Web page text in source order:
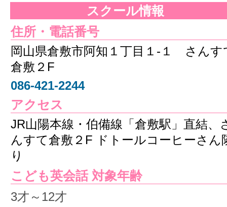
スクール情報
住所・電話番号
岡山県倉敷市阿知１丁目１-１ さんす
倉敷２F
086-421-2244
アクセス
JR山陽本線・伯備線「倉敷駅」直結、
んすて倉敷２F ドトールコーヒーさん
り
こども英会話 対象年齢
3才～12才